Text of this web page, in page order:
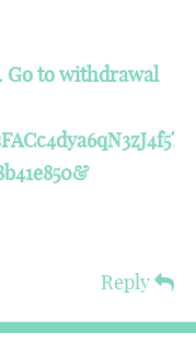
Go to withdrawal
Reply